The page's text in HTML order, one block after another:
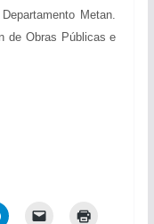
Metan.
de Obras Públicas e